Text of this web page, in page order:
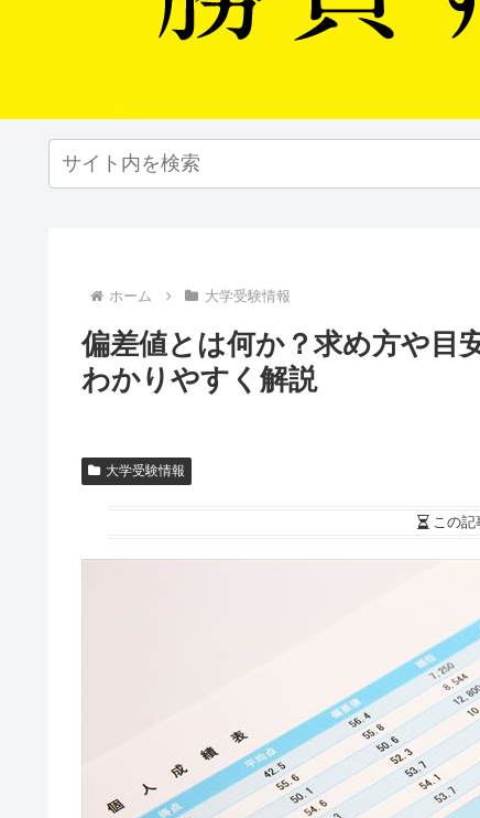
ホーム 大学受験情報
偏差値とは何か？求め方や目
わかりやすく解説
大学受験情報
この記